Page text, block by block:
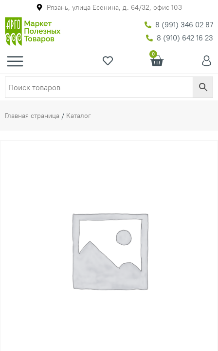
Рязань, улица Есенина, д. 64/32, офис 103
8 (991) 346 02 87
8 (910) 642 16 23
0
Главная страница / Каталог